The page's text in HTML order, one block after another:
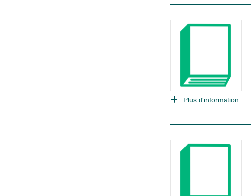
Plus d'information...